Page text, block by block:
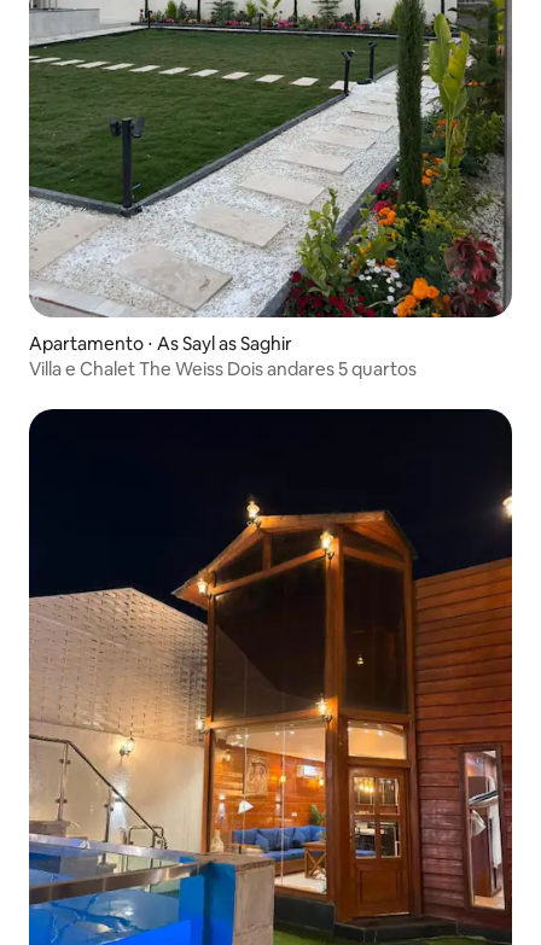
Apartamento ⋅ As Sayl as Saghir
Villa e Chalet The Weiss Dois andares 5 quartos